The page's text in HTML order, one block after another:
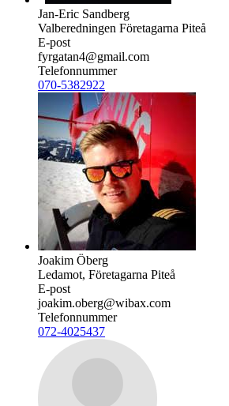
Jan-Eric Sandberg
Valberedningen Företagarna Piteå
E-post
fyrgatan4@gmail.com
Telefonnummer
070-5382922
Joakim Öberg
Ledamot, Företagarna Piteå
E-post
joakim.oberg@wibax.com
Telefonnummer
072-4025437